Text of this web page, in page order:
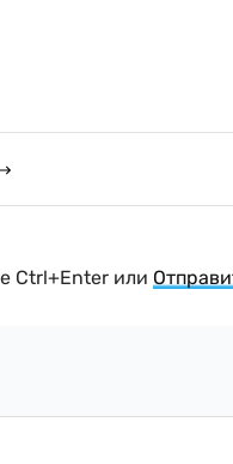
Ctrl+Enter или